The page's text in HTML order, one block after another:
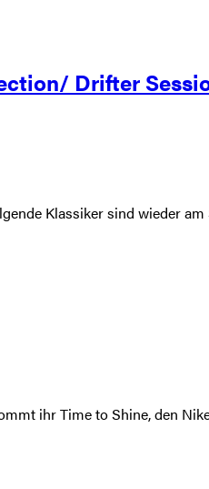
Drifter
Klassiker sind wieder
ihr Time to Shine, den